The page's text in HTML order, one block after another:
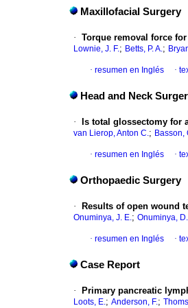
Maxillofacial Surgery
· Torque removal force
Lownie, J. F.; Betts, P. A.;
· resumen en Inglés ·
Head and Neck
· Is total glossectomy for
van Lierop, Anton C.; Basson,
· resumen en Inglés ·
Orthopaedic Surgery
· Results of open wound
Onuminya, J. E.; Onuminya,
· resumen en Inglés ·
Case Report
· Primary pancreatic
Loots, E.; Anderson, F.;